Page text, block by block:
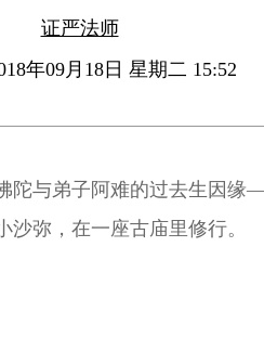
证严法师
年09月18日 星期二 15:52
陀与弟子阿难的过去生因
弥，在一座古庙里修行。